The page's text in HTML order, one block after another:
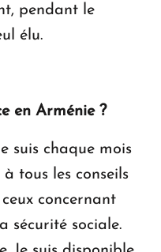
pendant le
élu.
en Arménie ?
suis chaque mois
tous les conseils
concernant
sécurité sociale.